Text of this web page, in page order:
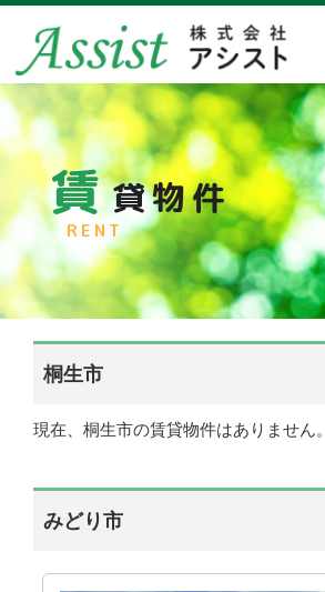
賃貸物件
RENT
桐生市
現在、桐生市の賃貸物件はありません。
みどり市